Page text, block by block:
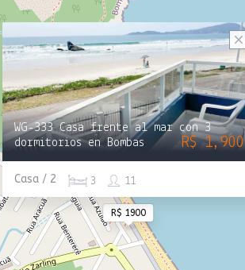
R$ 1900
WG-333 Casa frente al mar con 3
dormitorios en Bombas
Casa / 2 11
3
R$ 1,900